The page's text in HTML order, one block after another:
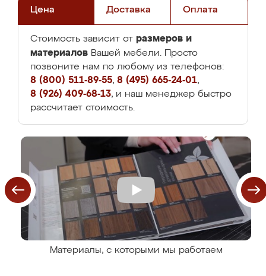
Цена Доставка Оплата
Стоимость зависит от размеров и
материалов Вашей мебели. Просто
позвоните нам по любому из телефонов:
8 (800) 511-89-55, 8 (495) 665-24-01,
8 (926) 409-68-13, и наш менеджер быстро
рассчитает стоимость.
Материалы, с которыми мы работаем